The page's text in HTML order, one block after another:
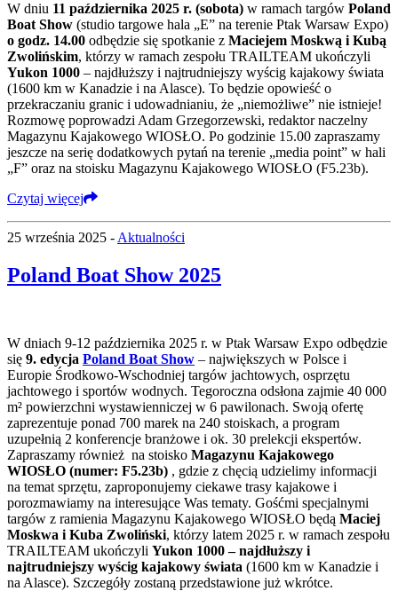
W dniu 11 października 2025 r. (sobota) w ramach targów Poland
Boat Show (studio targowe hala „E” na terenie Ptak Warsaw Expo)
o godz. 14.00 odbędzie się spotkanie z Maciejem Moskwą i Kubą
Zwolińskim, którzy w ramach zespołu TRAILTEAM ukończyli
Yukon 1000 – najdłuższy i najtrudniejszy wyścig kajakowy świata
(1600 km w Kanadzie i na Alasce). To będzie opowieść o
przekraczaniu granic i udowadnianiu, że „niemożliwe” nie istnieje!
Rozmowę poprowadzi Adam Grzegorzewski, redaktor naczelny
Magazynu Kajakowego WIOSŁO. Po godzinie 15.00 zapraszamy
jeszcze na serię dodatkowych pytań na terenie „media point” w hali
„F” oraz na stoisku Magazynu Kajakowego WIOSŁO (F5.23b).
Czytaj więcej
25 września 2025 - Aktualności
Poland Boat Show 2025
W dniach 9-12 października 2025 r. w Ptak Warsaw Expo odbędzie
się 9. edycja Poland Boat Show – największych w Polsce i
Europie Środkowo-Wschodniej targów jachtowych, osprzętu
jachtowego i sportów wodnych. Tegoroczna odsłona zajmie 40 000
m² powierzchni wystawienniczej w 6 pawilonach. Swoją ofertę
zaprezentuje ponad 700 marek na 240 stoiskach, a program
uzupełnią 2 konferencje branżowe i ok. 30 prelekcji ekspertów.
Zapraszamy również na stoisko Magazynu Kajakowego
WIOSŁO (numer: F5.23b) , gdzie z chęcią udzielimy informacji
na temat sprzętu, zaproponujemy ciekawe trasy kajakowe i
porozmawiamy na interesujące Was tematy. Gośćmi specjalnymi
targów z ramienia Magazynu Kajakowego WIOSŁO będą Maciej
Moskwa i Kuba Zwoliński, którzy latem 2025 r. w ramach zespołu
TRAILTEAM ukończyli Yukon 1000 – najdłuższy i
najtrudniejszy wyścig kajakowy świata (1600 km w Kanadzie i
na Alasce). Szczegóły zostaną przedstawione już wkrótce.